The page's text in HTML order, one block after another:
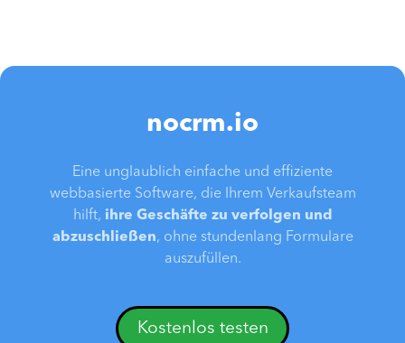
nocrm.io
Eine unglaublich einfache und effiziente
webbasierte Software, die Ihrem Verkaufsteam
hilft, ihre Geschäfte zu verfolgen und
abzuschließen, ohne stundenlang Formulare
auszufüllen.
Kostenlos testen